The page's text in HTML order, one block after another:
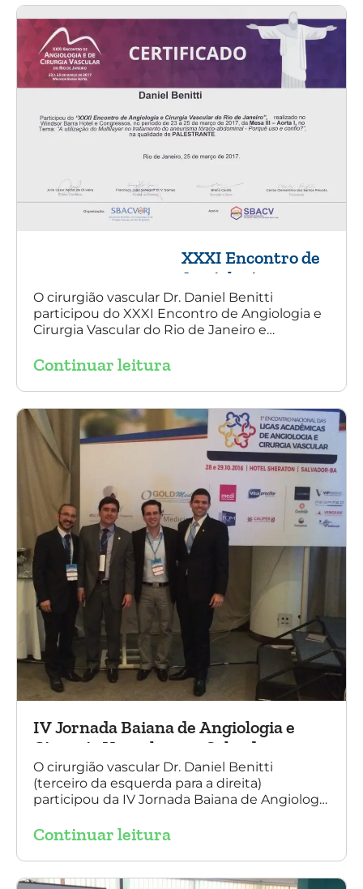
XXXI Encontro de
Angiologia e
Cirurgia Vascular
do Rio de Janeiro
O cirurgião vascular Dr. Daniel Benitti
participou do XXXI Encontro de Angiologia e
Cirurgia Vascular do Rio de Janeiro e
multilayer no tratamento de aneurisma
Continuar leitura
IV Jornada Baiana de Angiologia e
Cirurgia Vascular, em Salvador
O cirurgião vascular Dr. Daniel Benitti
(terceiro da esquerda para a direita)
participou da IV Jornada Baiana de Angiologia
29 de outubro. Na foto também está
SBACV (Sociedade Brasileira de Angiologia e
de Cirurgia Vascular) Bahia.
Continuar leitura